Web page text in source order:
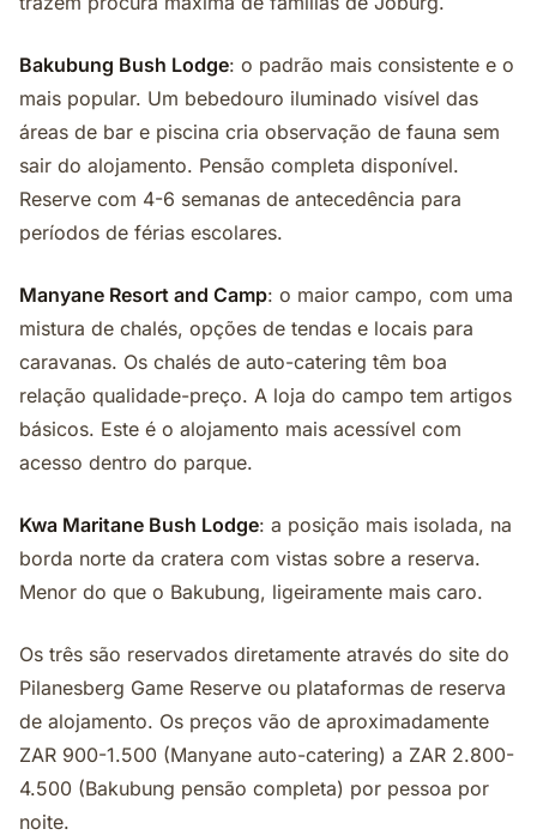
Bakubung Bush Lodge: o padrão mais consistente e o
mais popular. Um bebedouro iluminado visível das
áreas de bar e piscina cria observação de fauna sem
sair do alojamento. Pensão completa disponível.
Reserve com 4-6 semanas de antecedência para
períodos de férias escolares.
Manyane Resort and Camp: o maior campo, com uma
mistura de chalés, opções de tendas e locais para
caravanas. Os chalés de auto-catering têm boa
relação qualidade-preço. A loja do campo tem artigos
básicos. Este é o alojamento mais acessível com
acesso dentro do parque.
Kwa Maritane Bush Lodge: a posição mais isolada, na
borda norte da cratera com vistas sobre a reserva.
Menor do que o Bakubung, ligeiramente mais caro.
Os três são reservados diretamente através do site do
Pilanesberg Game Reserve ou plataformas de reserva
de alojamento. Os preços vão de aproximadamente
ZAR 900-1.500 (Manyane auto-catering) a ZAR 2.800-
4.500 (Bakubung pensão completa) por pessoa por
noite.